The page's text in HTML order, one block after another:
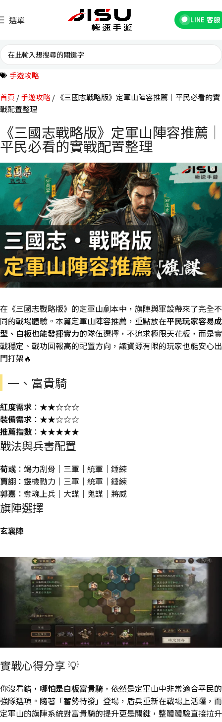
選單 LINE 客服
手遊攻略
首頁 手遊攻略
《三國志戰略版》定軍山陣容推薦｜平民必看的實
戰配置整理
《三國志戰略版》定軍山陣容推薦｜
平民必看的實戰配置整理
在《三國志戰略版》的定軍山劇本中，旗陣與軍設帶來了完全不
同的戰場體驗。本篇定軍山陣容推薦，重點放在平民玩家容易成
型、白板也能發揮實力的隊伍選擇，不追求極限天花板，而是實
戰穩定、戰功回報高的配置方向，讓資源有限的玩家也能安心出
門打架🔥
一、富貴騎
紅度需求 ：★★☆☆☆
裝備需求 ：★★☆☆☆
推薦指數 ：★★★★★
戰法與兵書配置
荀彧 ：竭力刮骨｜三軍｜統軍｜錘練
賈詡 ：靈機勠力｜三軍｜統軍｜錘練
郭嘉 ：奪魂上兵｜大謀｜鬼謀｜將威
旗陣選擇
玄襄陣
實戰心得分享 💡
你沒看錯， 哪怕是白板富貴騎 ，依然是定軍山中非常適合平民的
強隊選項。隨著「蓄勢待發」登場，盾兵重新在戰場上活躍，而
定軍山的旗陣系統對富貴騎的提升更是關鍵，整體體驗直接拉升